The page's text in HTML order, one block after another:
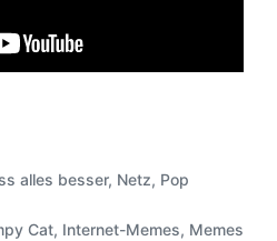
alles besser, Netz, Pop
Cat, Internet-Memes, Memes